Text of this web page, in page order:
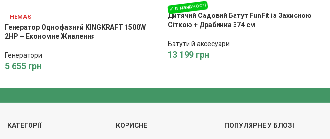
НЕМАЄ
Генератор Однофазний KINGKRAFT 1500W
2HP – Економне Живлення
Генератори
5 655 грн
Дитячий Садовий Батут FunFit із Захисною
Сіткою + Драбинка 374 см
Батути й аксесуари
13 199 грн
КАТЕГОРІЇ КОРИСНЕ ПОПУЛЯРНЕ У БЛОЗІ